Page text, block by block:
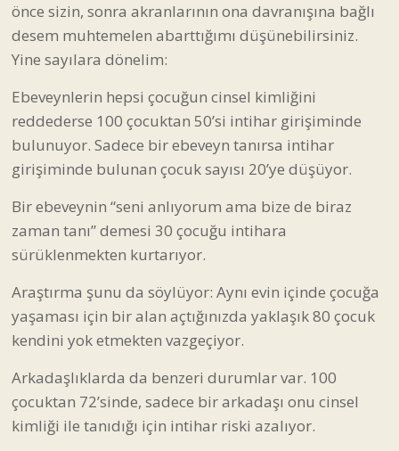
önce sizin, sonra akranlarının ona davranışına bağlı
desem muhtemelen abarttığımı düşünebilirsiniz.
Yine sayılara dönelim:
Ebeveynlerin hepsi çocuğun cinsel kimliğini
reddederse 100 çocuktan 50’si intihar girişiminde
bulunuyor. Sadece bir ebeveyn tanırsa intihar
girişiminde bulunan çocuk sayısı 20’ye düşüyor.
Bir ebeveynin “seni anlıyorum ama bize de biraz
zaman tanı” demesi 30 çocuğu intihara
sürüklenmekten kurtarıyor.
Araştırma şunu da söylüyor: Aynı evin içinde çocuğa
yaşaması için bir alan açtığınızda yaklaşık 80 çocuk
kendini yok etmekten vazgeçiyor.
Arkadaşlıklarda da benzeri durumlar var. 100
çocuktan 72’sinde, sadece bir arkadaşı onu cinsel
kimliği ile tanıdığı için intihar riski azalıyor.